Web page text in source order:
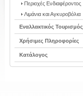
Περιοχές Ενδιαφέροντος
Λιμάνια και Αγκυροβόλια
Εναλλακτικός Τουρισμός
Χρήσιμες Πληροφορίες
Κατάλογος